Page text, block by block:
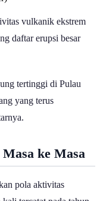
vulkanik ekstrem
daftar erupsi besar
tertinggi di Pulau
yang terus
ke Masa
pola aktivitas